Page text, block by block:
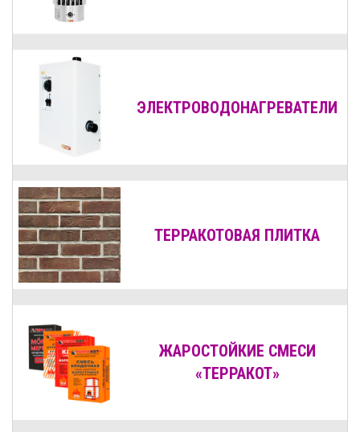
ЭЛЕКТРОВОДОНАГРЕВАТЕЛИ
ТЕРРАКОТОВАЯ ПЛИТКА
ЖАРОСТОЙКИЕ СМЕСИ
«ТЕРРАКОТ»